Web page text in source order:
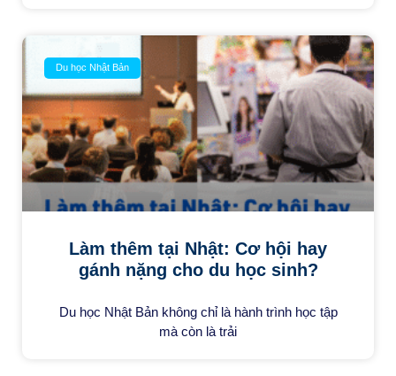
Du học Nhật Bản
Làm thêm tại Nhật: Cơ hội hay
gánh nặng cho du học sinh?
Du học Nhật Bản không chỉ là hành trình học tập
mà còn là trải